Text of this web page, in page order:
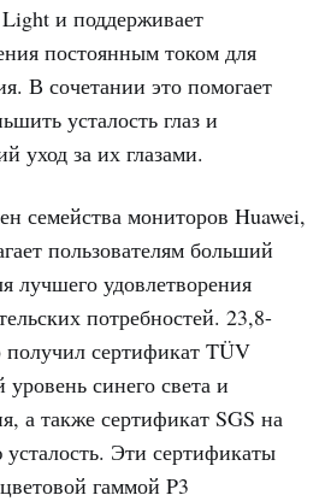
и поддерживает
постоянным током для
В сочетании это помогает
усталость глаз и
уход за их глазами.
семейства мониторов Huawei,
пользователям больший
лучшего удовлетворения
потребностей. 23,8-
сертификат TÜV
синего света и
а также сертификат SGS на
Эти сертификаты
гаммой P3